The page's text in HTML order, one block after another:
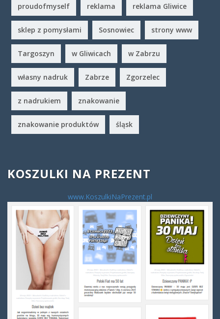
proudofmyself reklama reklama Gliwice
sklep z pomysłami Sosnowiec strony www
Targoszyn w Gliwicach w Zabrzu
własny nadruk Zabrze Zgorzelec
z nadrukiem znakowanie
znakowanie produktów śląsk
KOSZULKI NA PREZENT
www.KoszulkiNaPrezent.pl